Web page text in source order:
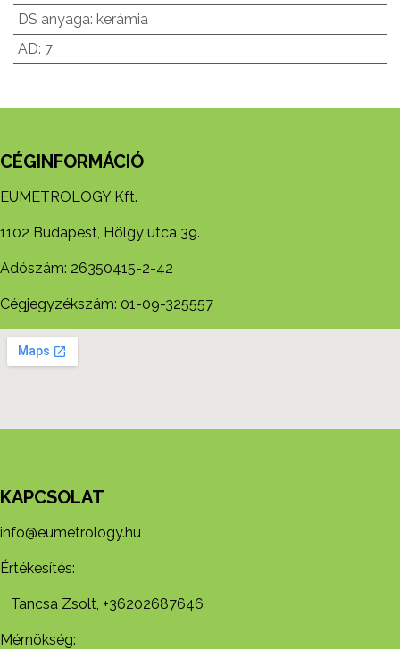
DS anyaga: kerámia
AD: 7
CÉGINFORMÁCIÓ
EUMETROLOGY Kft.
1102 Budapest, Hölgy utca 39.
Adószám: 26350415-2-42
Cégjegyzékszám: 01-09-325557
KAPCSOLAT
info@eumetrology.hu
Értékesítés:
Tancsa Zsolt, +36202687646
Mérnökség: